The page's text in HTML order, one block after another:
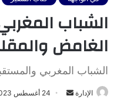
الشباب
الغامض
الشباب المغربي
الإدارة
أرسل 24 أغسطس 2023